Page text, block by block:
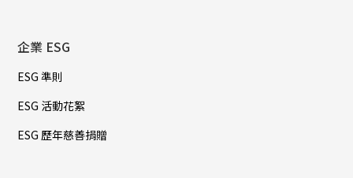
企業 ESG
ESG 準則
ESG 活動花絮
ESG 歷年慈善捐贈